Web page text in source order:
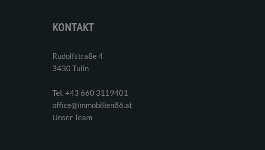
KONTAKT
Rudolfstraße 4
3430 Tulln
Tel. ‭+43 660 3119401‬
office@immobilien86.at
Unser Team